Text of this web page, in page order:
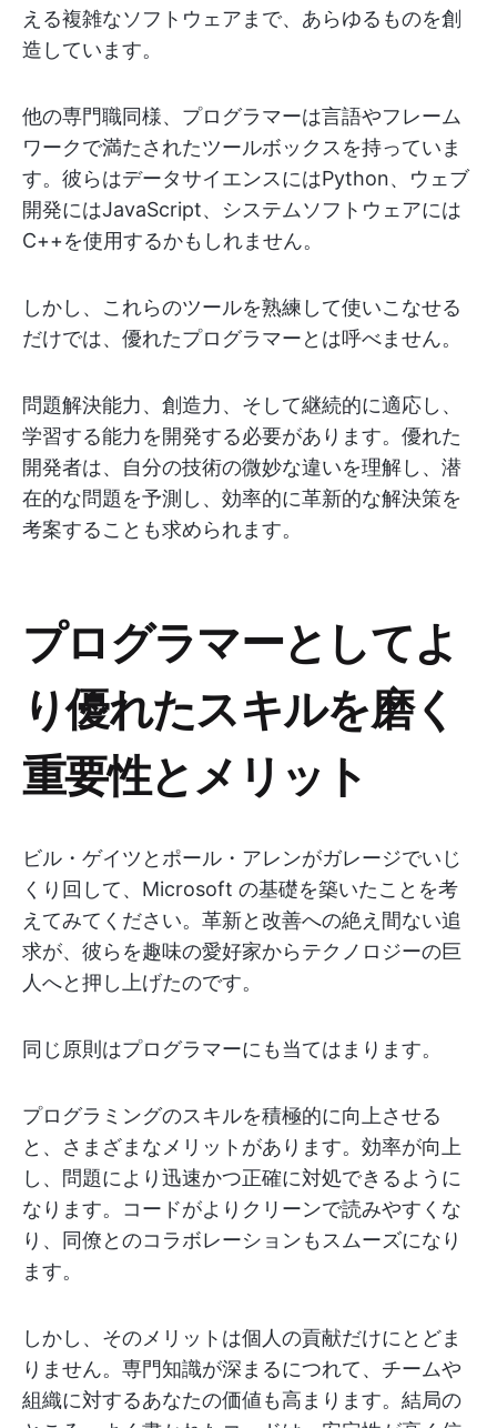
える複雑なソフトウェアまで、あらゆるものを創
造しています。
他の専門職同様、プログラマーは言語やフレーム
ワークで満たされたツールボックスを持っていま
す。彼らはデータサイエンスにはPython、ウェブ
開発にはJavaScript、システムソフトウェアには
C++を使用するかもしれません。
しかし、これらのツールを熟練して使いこなせる
だけでは、優れたプログラマーとは呼べません。
問題解決能力、創造力、そして継続的に適応し、
学習する能力を開発する必要があります。優れた
開発者は、自分の技術の微妙な違いを理解し、潜
在的な問題を予測し、効率的に革新的な解決策を
考案することも求められます。
プログラマーとしてよ
り優れたスキルを磨く
重要性とメリット
ビル・ゲイツとポール・アレンがガレージでいじ
くり回して、Microsoft の基礎を築いたことを考
えてみてください。革新と改善への絶え間ない追
求が、彼らを趣味の愛好家からテクノロジーの巨
人へと押し上げたのです。
同じ原則はプログラマーにも当てはまります。
プログラミングのスキルを積極的に向上させる
と、さまざまなメリットがあります。効率が向上
し、問題により迅速かつ正確に対処できるように
なります。コードがよりクリーンで読みやすくな
り、同僚とのコラボレーションもスムーズになり
ます。
しかし、そのメリットは個人の貢献だけにとどま
りません。専門知識が深まるにつれて、チームや
組織に対するあなたの価値も高まります。結局の